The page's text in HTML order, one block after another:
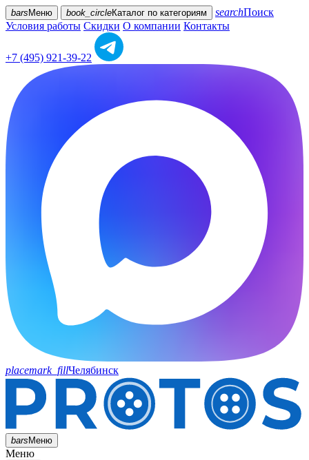
bars Меню book_circleКаталог по категориям searchПоиск
Условия работы Скидки О компании Контакты
+7 (495) 921-39-22
placemark_fillЧелябинск
barsМеню
Меню